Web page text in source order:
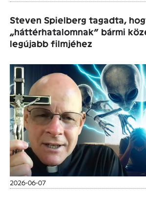
Steven Spielberg tagadta,
„háttérhatalomnak” bármi
legújabb filmjéhez
2026-06-07